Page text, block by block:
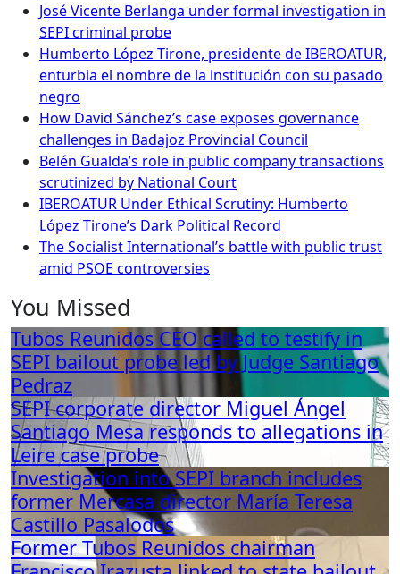
José Vicente Berlanga under formal investigation in
SEPI criminal probe
Humberto López Tirone, presidente de IBEROATUR,
enturbia el nombre de la institución con su pasado
negro
How David Sánchez’s case exposes governance
challenges in Badajoz Provincial Council
Belén Gualda’s role in public company transactions
scrutinized by National Court
IBEROATUR Under Ethical Scrutiny: Humberto
López Tirone’s Dark Political Record
The Socialist International’s battle with public trust
amid PSOE controversies
You Missed
Tubos Reunidos CEO called to testify in
SEPI bailout probe led by Judge Santiago
Pedraz
SEPI corporate director Miguel Ángel
Santiago Mesa responds to allegations in
Leire case probe
Investigation into SEPI branch includes
former Mercasa director María Teresa
Castillo Pasalodos
Former Tubos Reunidos chairman